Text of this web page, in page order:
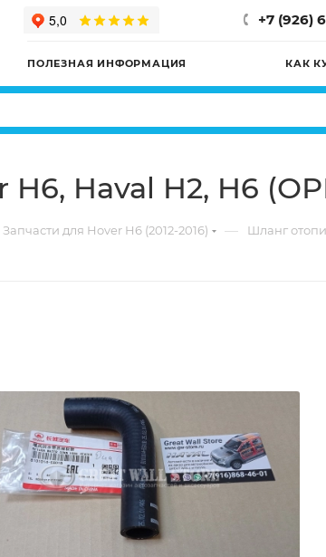
+7 (926)
ПОЛЕЗНАЯ ИНФОРМАЦИЯ КАК
H6, Haval H2, H6
Запчасти для Hover H6 (2012-2016) — Шланг